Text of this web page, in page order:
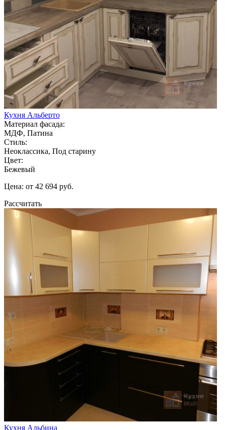
Кухня Альберто
Материал фасада:
МДФ, Патина
Стиль:
Неоклассика, Под старину
Цвет:
Бежевый
Цена: от 42 694 руб.
Рассчитать
Кухня Альбина